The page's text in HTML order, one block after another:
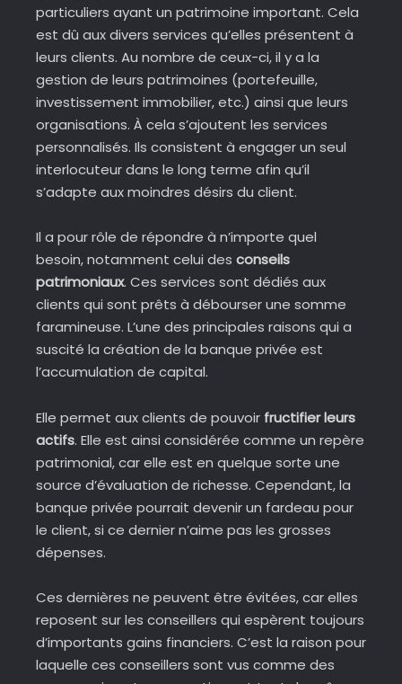
particuliers ayant un patrimoine important. Cela
est dû aux divers services qu’elles présentent à
leurs clients. Au nombre de ceux-ci, il y a la
gestion de leurs patrimoines (portefeuille,
investissement immobilier, etc.) ainsi que leurs
organisations. À cela s’ajoutent les services
personnalisés. Ils consistent à engager un seul
interlocuteur dans le long terme afin qu’il
s’adapte aux moindres désirs du client.
Il a pour rôle de répondre à n’importe quel
besoin, notamment celui des conseils
patrimoniaux. Ces services sont dédiés aux
clients qui sont prêts à débourser une somme
faramineuse. L’une des principales raisons qui a
suscité la création de la banque privée est
l’accumulation de capital.
Elle permet aux clients de pouvoir fructifier leurs
actifs. Elle est ainsi considérée comme un repère
patrimonial, car elle est en quelque sorte une
source d’évaluation de richesse. Cependant, la
banque privée pourrait devenir un fardeau pour
le client, si ce dernier n’aime pas les grosses
dépenses.
Ces dernières ne peuvent être évitées, car elles
reposent sur les conseillers qui espèrent toujours
d’importants gains financiers. C’est la raison pour
laquelle ces conseillers sont vus comme des